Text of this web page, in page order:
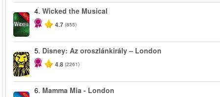
-50%
4. Wicked the Musical
4.7 (855)
5. Disney: Az oroszlánkirály – London
4.8 (2261)
6. Mamma Mia - London